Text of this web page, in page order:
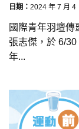
日期： 2024 年 7 月 4
國際青年羽壇傳
張志傑，於 6/
年...